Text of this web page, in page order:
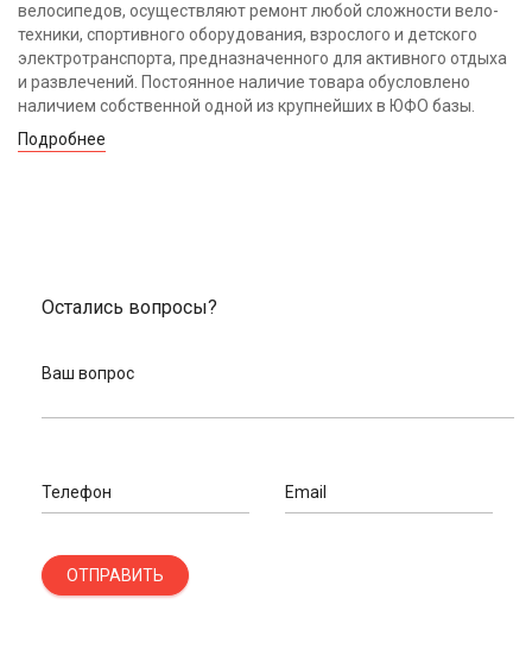
велосипедов, осуществляют ремонт любой сложности вело-
техники, спортивного оборудования, взрослого и детского
электротранспорта, предназначенного для активного отдыха
и развлечений. Постоянное наличие товара обусловлено
наличием собственной одной из крупнейших в ЮФО базы.
Подробнее
Остались вопросы?
Ваш вопрос
Телефон Email
ОТПРАВИТЬ